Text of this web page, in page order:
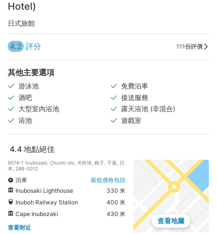
Hotel)
日式旅館
4.2 評分 111份評價
其他主要選項
游泳池
免費泊車
酒吧
接送服務
大型室內浴池
露天浴池 (非混合)
浴池
遊戲室
4.4 地點絕佳
9574-1 Inubozaki, Choshi-shi, 犬吠埼, 銚子, 千葉, 日
本, 288-0012
泊車
最低價格包括
Inubosaki Lighthouse
330 米
Inuboh Railway Station
400 米
Cape Inubozaki
430 米
查看附近
查看地圖